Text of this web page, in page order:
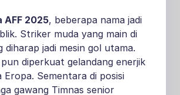
AFF 2025, beberapa nama jadi
Striker muda yang main di
diharap jadi mesin gol utama.
diperkuat gelandang enerjik
Eropa. Sementara di posisi
gawang Timnas senior